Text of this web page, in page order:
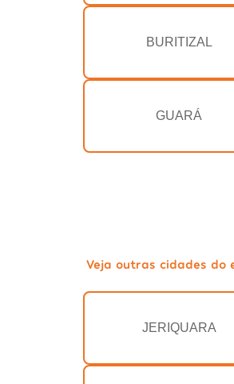
BURITIZAL
GUARÁ
Veja outras cidades do
JERIQUARA